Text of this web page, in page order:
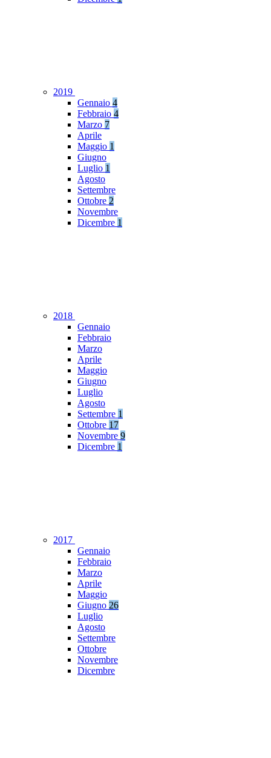
2019
Gennaio 4
Febbraio 4
Marzo 7
Aprile
Maggio 1
Giugno
Luglio 1
Agosto
Settembre
Ottobre 2
Novembre
Dicembre 1
2018
Gennaio
Febbraio
Marzo
Aprile
Maggio
Giugno
Luglio
Agosto
Settembre 1
Ottobre 17
Novembre 9
Dicembre 1
2017
Gennaio
Febbraio
Marzo
Aprile
Maggio
Giugno 26
Luglio
Agosto
Settembre
Ottobre
Novembre
Dicembre